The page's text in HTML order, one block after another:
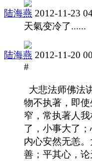
陆海燕 2012-11-23
天氣变冷了......
陆海燕 2012-11-20
#
大悲法师佛法
物不执著，即
窄，常执著人
了，小事大了
内心安然无恙
善；平其心，